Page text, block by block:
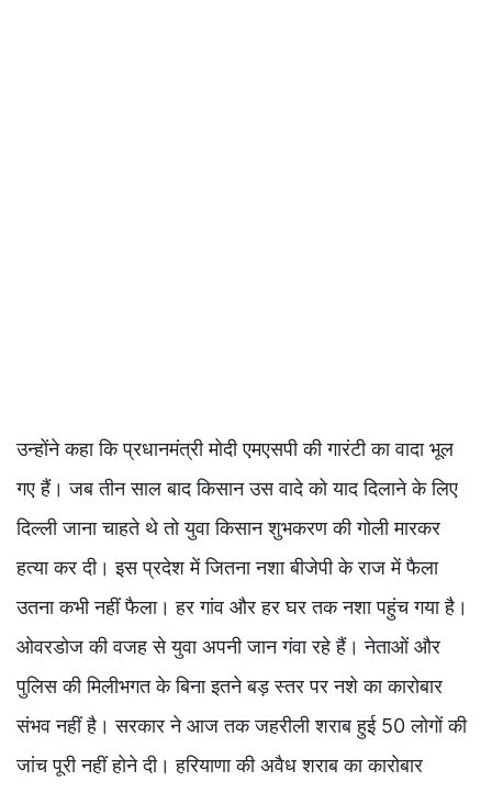
उन्होंने कहा कि प्रधानमंत्री मोदी एमएसपी की गारंटी का वादा भूल
गए हैं। जब तीन साल बाद किसान उस वादे को याद दिलाने के लिए
दिल्ली जाना चाहते थे तो युवा किसान शुभकरण की गोली मारकर
हत्या कर दी। इस प्रदेश में जितना नशा बीजेपी के राज में फैला
उतना कभी नहीं फैला। हर गांव और हर घर तक नशा पहुंच गया है।
ओवरडोज की वजह से युवा अपनी जान गंवा रहे हैं। नेताओं और
पुलिस की मिलीभगत के बिना इतने बड़ स्तर पर नशे का कारोबार
संभव नहीं है। सरकार ने आज तक जहरीली शराब हुई 50 लोगों की
जांच पूरी नहीं होने दी। हरियाणा की अवैध शराब का कारोबार